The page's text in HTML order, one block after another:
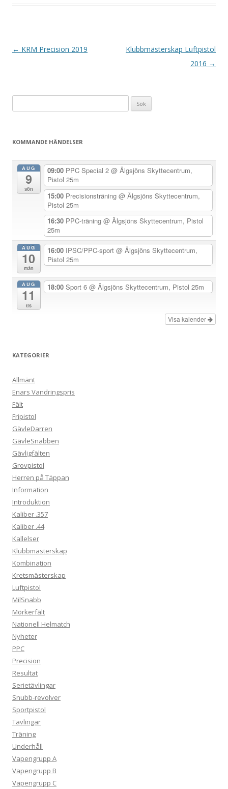
I
a
g
← KRM Precision 2019
Klubbmästerskap Luftpistol
2016 →
efter:
KOMMANDE HÄNDELSER
AUG
9
sön
09:00 PPC Special 2 @ Älgsjöns Skyttecentrum,
Pistol 25m
15:00 Precisionsträning @ Älgsjöns Skyttecentrum,
Pistol 25m
16:30 PPC-träning @ Älgsjöns Skyttecentrum, Pistol
25m
AUG
10
mån
16:00 IPSC/PPC-sport @ Älgsjöns Skyttecentrum,
Pistol 25m
AUG
11
tis
18:00 Sport 6 @ Älgsjöns Skyttecentrum, Pistol 25m
Visa kalender
KATEGORIER
Allmänt
Enars Vandringspris
Fält
Fripistol
GävleDarren
GävleSnabben
Gävligfälten
Grovpistol
Herren på Täppan
Information
Introduktion
Kaliber .357
Kaliber .44
Kallelser
Klubbmästerskap
Kombination
Kretsmästerskap
Luftpistol
MilSnabb
Mörkerfält
Nationell Helmatch
Nyheter
PPC
Precision
Resultat
Serietävlingar
Snubb-revolver
Sportpistol
Tävlingar
Träning
Underhåll
Vapengrupp A
Vapengrupp B
Vapengrupp C